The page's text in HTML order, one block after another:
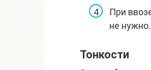
При
не
Тонкости